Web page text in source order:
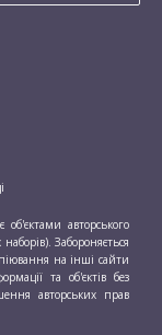
авторського
Забороняється
на інші сайти
та об'єктів без
авторських прав